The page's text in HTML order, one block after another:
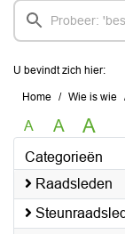
U bevindt zich hier:
Home Wie is wie
A A A
Categorieën
Raadsleden